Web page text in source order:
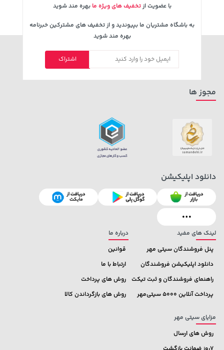
با عضویت ازتخفیف های ویژه ما بهره مند شوید
به باشگاه مشتریان ما بپیوندید و از تخفیف های مشترکین خبرنامه
بهره مند شوید
اشتراک
لینک های مفید
پنل فروشندگان سیتی مهر
دانلود اپلیکیشن فروشندگان
راهنمای فروشندگان و ثبت تیکت
پرداخت آنلاین 5000 سیتی‌مهر
درباره ما
قوانین
ارتباط با ما
روش های پرداخت
روش های بازگرداندن کالا
مزایای سیتی مهر
روش های ارسال
مجوز ها
دانلود اپلیکیشن